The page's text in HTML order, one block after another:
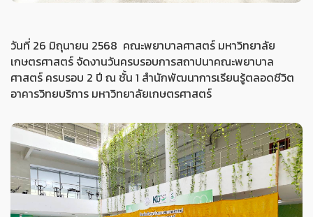
วันที่ 26 มิถุนายน 2568 คณะพยาบาลศาสตร์ มหาวิทยาลัย
เกษตรศาสตร์ จัดงานวันครบรอบการสถาปนาคณะพยาบาล
ศาสตร์ ครบรอบ 2 ปี ณ ชั้น 1 สำนักพัฒนาการเรียนรู้ตลอดชีวิต
อาคารวิทยบริการ มหาวิทยาลัยเกษตรศาสตร์